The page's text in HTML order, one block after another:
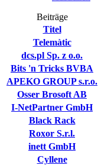
Beiträge
Titel
Telemàtic
dcs.pl Sp. z o.o.
Bits 'n Tricks BVBA
APEKO GROUP s.r.o.
Osser Brosoft AB
I-NetPartner GmbH
Black Rack
Roxor S.r.l.
inett GmbH
Cyllene